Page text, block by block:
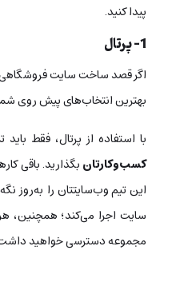
پیدا کنید.
1- پرتال
اگر قصد ساخت سایت فروشگاهی
بهترین انتخاب‌های پیش روی
با استفاده از پرتال، فقط باید
کسب‌وکارتانبگذارید. باقی
این تیم وب‌سایتتان را به‌روز
سایت اجرا می‌کند؛ همچنین،
مجموعه دسترسی خواهید